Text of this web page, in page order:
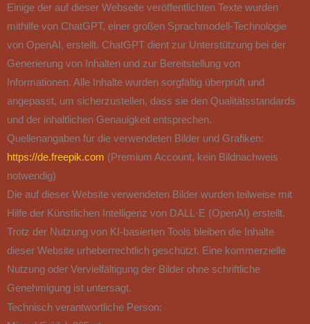
Einige der auf dieser Webseite veröffentlichten Texte wurden
mithilfe von ChatGPT, einer großen Sprachmodell-Technologie
von OpenAI, erstellt. ChatGPT dient zur Unterstützung bei der
Generierung von Inhalten und zur Bereitstellung von
Informationen. Alle Inhalte wurden sorgfältig überprüft und
angepasst, um sicherzustellen, dass sie den Qualitätsstandards
und der inhaltlichen Genauigkeit entsprechen.
Quellenangaben für die verwendeten Bilder und Grafiken:
https://de.freepik.com (Premium Account, kein Bildnachweis
notwendig)
Die auf dieser Website verwendeten Bilder wurden teilweise mit
Hilfe der Künstlichen Intelligenz von DALL·E (OpenAI) erstellt.
Trotz der Nutzung von KI-basierten Tools bleiben die Inhalte
dieser Website urheberrechtlich geschützt. Eine kommerzielle
Nutzung oder Vervielfältigung der Bilder ohne schriftliche
Genehmigung ist untersagt.
Technisch verantwortliche Person: